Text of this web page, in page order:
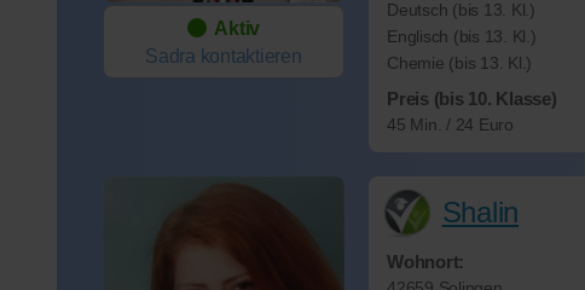
Aktiv
Sadra kontaktieren
Deutsch (bis 13. Kl.)
Englisch (bis 13. Kl.)
Chemie (bis 13. Kl.)
Preis (bis 10. Klasse)
45 Min. / 24 Euro
Shalin
Wohnort: